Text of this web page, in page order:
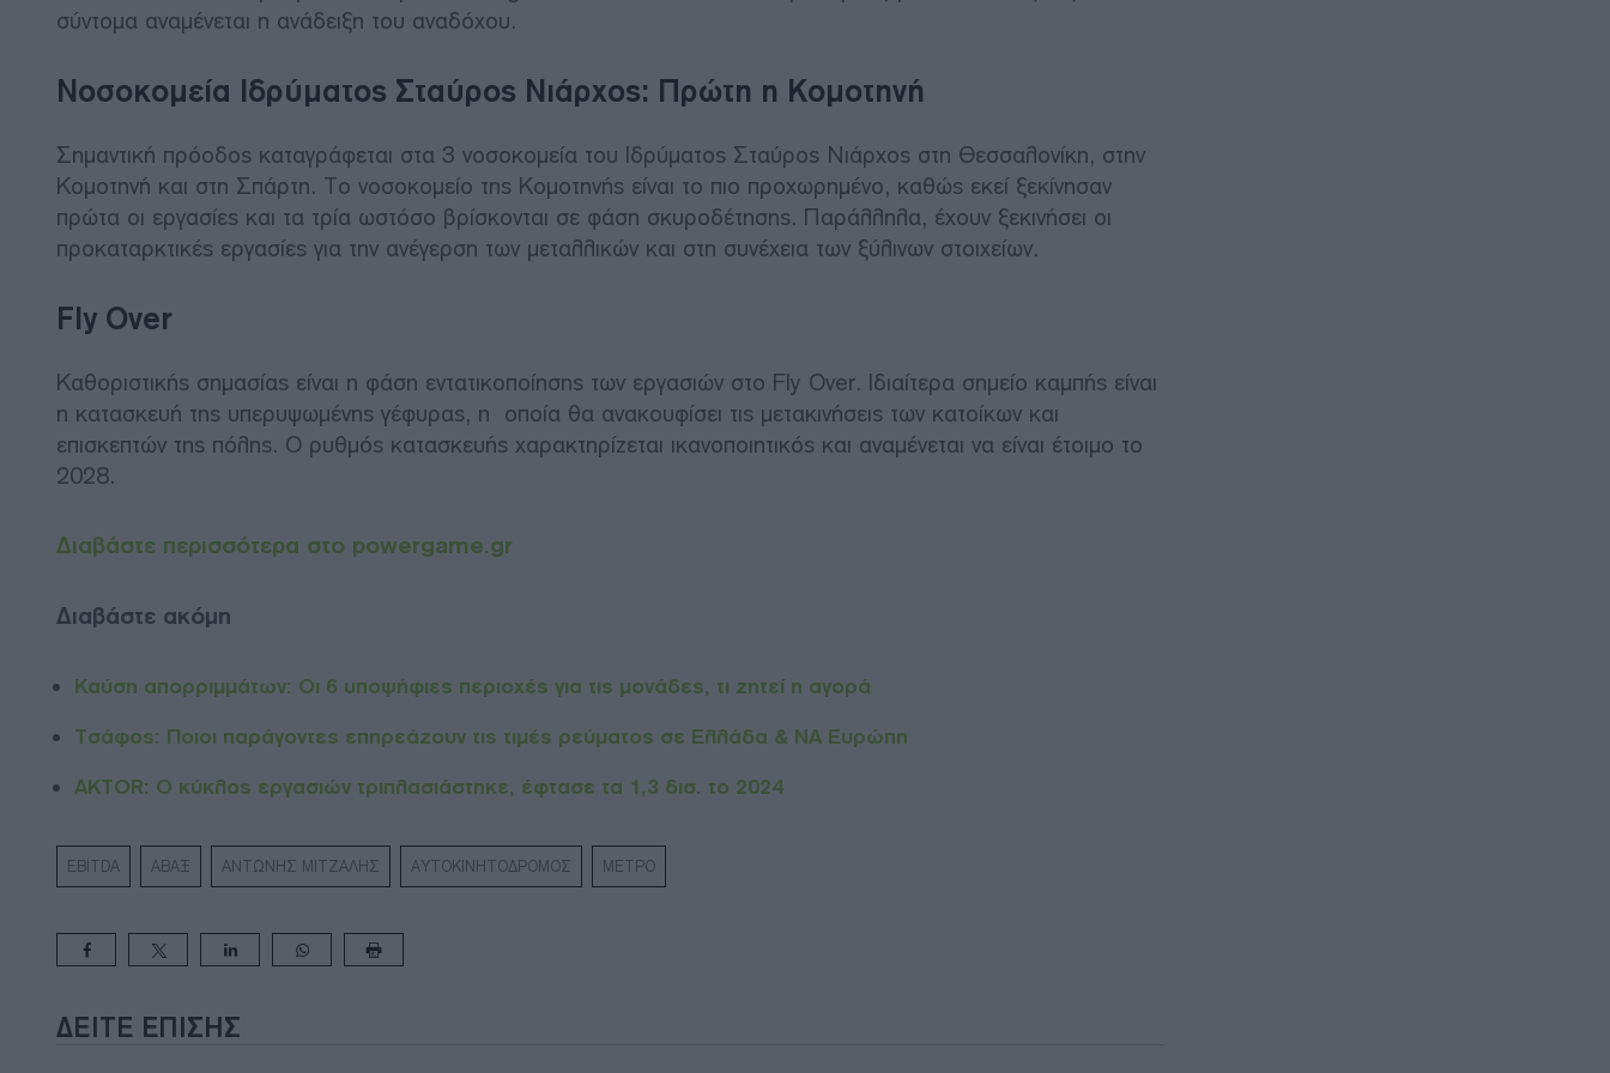
σύντομα αναμένεται η ανάδειξη του αναδόχου.
Νοσοκομεία Ιδρύματος Σταύρος Νιάρχος: Πρώτη η Κομοτηνή
Σημαντική πρόοδος καταγράφεται στα 3 νοσοκομεία του Ιδρύματος Σταύρος Νιάρχος στη Θεσσαλονίκη, στην
Κομοτηνή και στη Σπάρτη. Το νοσοκομείο της Κομοτηνής είναι το πιο προχωρημένο, καθώς εκεί ξεκίνησαν
πρώτα οι εργασίες και τα τρία ωστόσο βρίσκονται σε φάση σκυροδέτησης. Παράλληλα, έχουν ξεκινήσει οι
προκαταρκτικές εργασίες για την ανέγερση των μεταλλικών και στη συνέχεια των ξύλινων στοιχείων.
Fly Over
Καθοριστικής σημασίας είναι η φάση εντατικοποίησης των εργασιών στο Fly Over. Ιδιαίτερα σημείο καμπής είναι
η κατασκευή της υπερυψωμένης γέφυρας, η οποία θα ανακουφίσει τις μετακινήσεις των κατοίκων και
επισκεπτών της πόλης. Ο ρυθμός κατασκευής χαρακτηρίζεται ικανοποιητικός και αναμένεται να είναι έτοιμο το
2028.
Διαβάστε περισσότερα στο powergame.gr
Διαβάστε ακόμη
Καύση απορριμμάτων: Οι 6 υποψήφιες περιοχές για τις μονάδες, τι ζητεί η αγορά
Τσάφος: Ποιοι παράγοντες επηρεάζουν τις τιμές ρεύματος σε Ελλάδα & ΝΑ Ευρώπη
AKTOR: Ο κύκλος εργασιών τριπλασιάστηκε, έφτασε τα 1,3 δισ. το 2024
EBITDA ΑΒΑΞ ΑΝΤΩΝΗΣ ΜΙΤΖΑΛΗΣ ΑΥΤΟΚΙΝΗΤΟΔΡΟΜΟΣ ΜΕΤΡΟ
ΔΕΊΤΕ ΕΠΊΣΗΣ